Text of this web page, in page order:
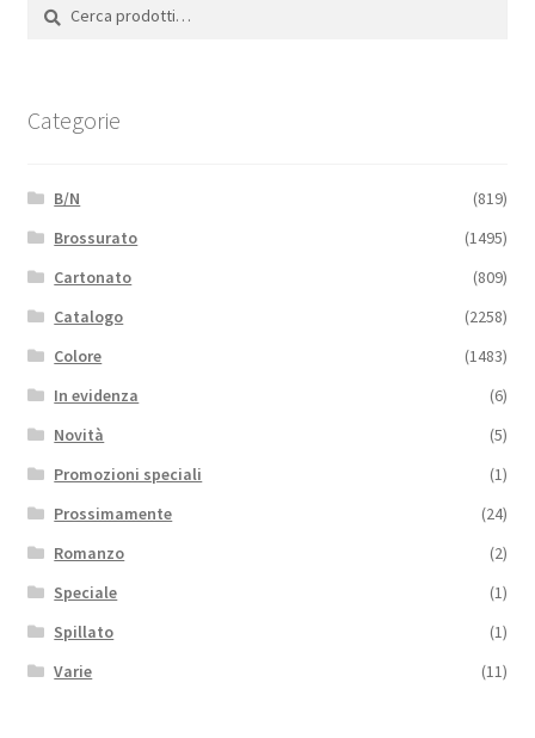
Categorie
B/N
(819)
Brossurato
(1495)
Cartonato
(809)
Catalogo
(2258)
Colore
(1483)
In evidenza
(6)
Novità
(5)
Promozioni speciali
(1)
Prossimamente
(24)
Romanzo
(2)
Speciale
(1)
Spillato
(1)
Varie
(11)